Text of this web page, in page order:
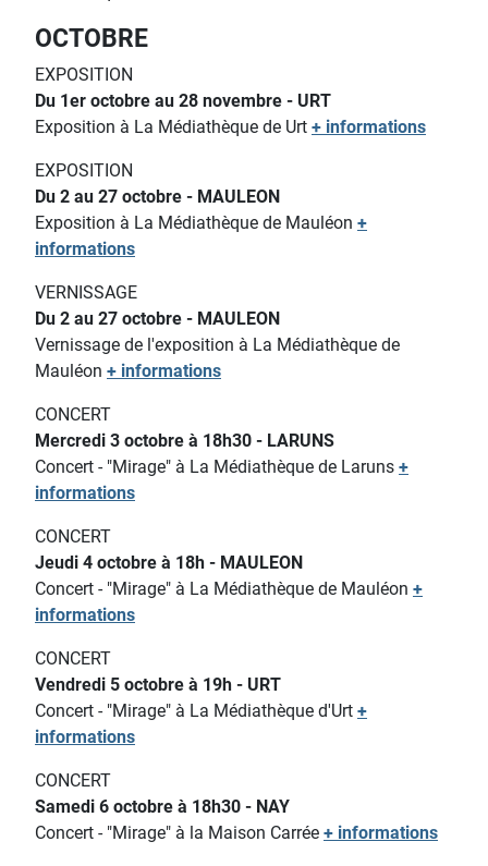
OCTOBRE
EXPOSITION
Du 1er octobre au 28 novembre - URT
Exposition à La Médiathèque de Urt + informations
EXPOSITION
Du 2 au 27 octobre - MAULEON
Exposition à La Médiathèque de Mauléon +
informations
VERNISSAGE
Du 2 au 27 octobre - MAULEON
Vernissage de l'exposition à La Médiathèque de
Mauléon + informations
CONCERT
Mercredi 3 octobre à 18h30 - LARUNS
Concert - "Mirage" à La Médiathèque de Laruns +
informations
CONCERT
Jeudi 4 octobre à 18h - MAULEON
Concert - "Mirage" à La Médiathèque de Mauléon +
informations
CONCERT
Vendredi 5 octobre à 19h - URT
Concert - "Mirage" à La Médiathèque d'Urt +
informations
CONCERT
Samedi 6 octobre à 18h30 - NAY
Concert - "Mirage" à la Maison Carrée + informations